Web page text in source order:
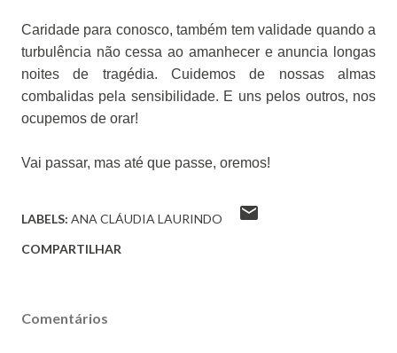
Caridade para conosco, também tem validade quando a
turbulência não cessa ao amanhecer e anuncia longas
noites de tragédia. Cuidemos de nossas almas
combalidas pela sensibilidade. E uns pelos outros, nos
ocupemos de orar!
Vai passar, mas até que passe, oremos!
LABELS: ANA CLÁUDIA LAURINDO
COMPARTILHAR
Comentários